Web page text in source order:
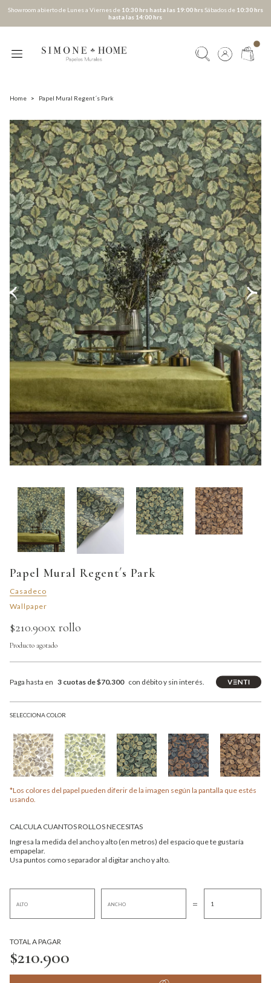
Showroom abierto de Lunes a Viernes de 10:30 hrs hasta las 19:00 hrsSábados de 10:30 hrs
hasta las 14:00 hrs
Home > Papel Mural Regent´s Park
Papel Mural Regent´s Park
Casadeco
Wallpaper
$210.900x rollo
Producto agotado
Paga hasta en 3 cuotas de $70.300 con débito y sin interés.
SELECCIONA COLOR
*Los colores del papel pueden diferir de la imagen según la pantalla que estés
usando.
CALCULA CUANTOS ROLLOS NECESITAS
Ingresa la medida del ancho y alto (en metros) del espacio que te gustaría
empapelar.
Usa puntos como separador al digitar ancho y alto.
=
TOTAL A PAGAR
$210.900